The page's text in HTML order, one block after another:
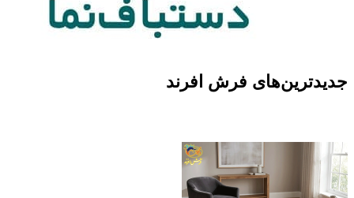
جدیدترین‌های فرش افرند